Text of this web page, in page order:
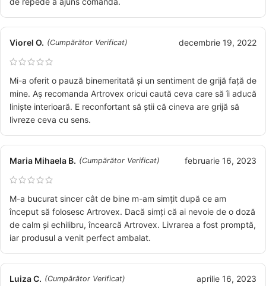
Viorel O. (Cumpărător Verificat) decembrie 19, 2022
Mi-a oferit o pauză binemeritată și un sentiment de grijă față de
mine. Aș recomanda Artrovex oricui caută ceva care să îi aducă
liniște interioară. E reconfortant să știi că cineva are grijă să
livreze ceva cu sens.
Maria Mihaela B. (Cumpărător Verificat) februarie 16, 2023
M-a bucurat sincer cât de bine m-am simțit după ce am
început să folosesc Artrovex. Dacă simți că ai nevoie de o doză
de calm și echilibru, încearcă Artrovex. Livrarea a fost promptă,
iar produsul a venit perfect ambalat.
Luiza C. (Cumpărător Verificat) aprilie 16, 2023